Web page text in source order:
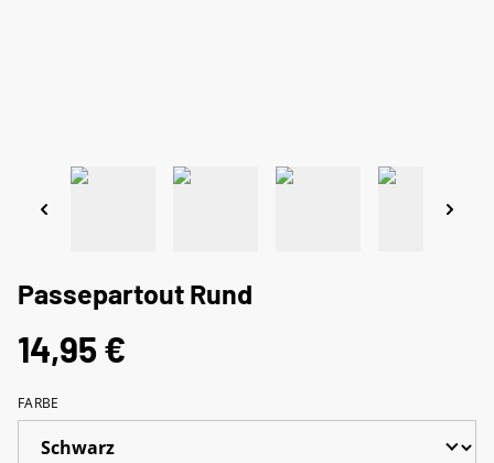
Passepartout Rund
14,95 €
FARBE